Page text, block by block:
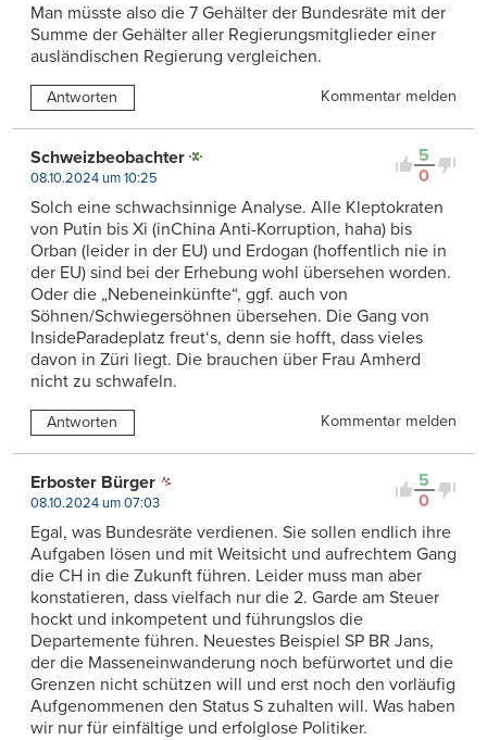
Man müsste also die 7 Gehälter der Bundesräte mit der
Summe der Gehälter aller Regierungsmitglieder einer
ausländischen Regierung vergleichen.
Antworten Kommentar melden
5
0
Schweizbeobachter
08.10.2024 um 10:25
Solch eine schwachsinnige Analyse. Alle Kleptokraten
von Putin bis Xi (inChina Anti-Korruption, haha) bis
Orban (leider in der EU) und Erdogan (hoffentlich nie in
der EU) sind bei der Erhebung wohl übersehen worden.
Oder die „Nebeneinkünfte“, ggf. auch von
Söhnen/Schwiegersöhnen übersehen. Die Gang von
InsideParadeplatz freut‘s, denn sie hofft, dass vieles
davon in Züri liegt. Die brauchen über Frau Amherd
nicht zu schwafeln.
Antworten Kommentar melden
5
0
Erboster Bürger
08.10.2024 um 07:03
Egal, was Bundesräte verdienen. Sie sollen endlich ihre
Aufgaben lösen und mit Weitsicht und aufrechtem Gang
die CH in die Zukunft führen. Leider muss man aber
konstatieren, dass vielfach nur die 2. Garde am Steuer
hockt und inkompetent und führungslos die
Departemente führen. Neuestes Beispiel SP BR Jans,
der die Masseneinwanderung noch befürwortet und die
Grenzen nicht schützen will und erst noch den vorläufig
Aufgenommenen den Status S zuhalten will. Was haben
wir nur für einfältige und erfolglose Politiker.